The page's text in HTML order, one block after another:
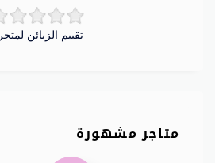
تقييم الزبائن لمتجر
متاجر مشهورة